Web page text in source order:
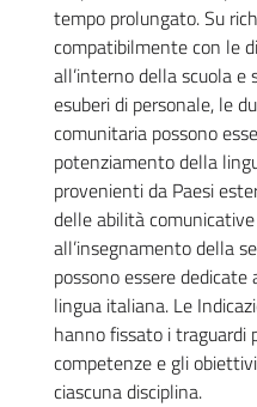
tempo prolungato. Su
compatibilmente con le
all’interno della scuola e
esuberi di personale, le
comunitaria possono
potenziamento della
provenienti da Paesi
delle abilità
all’insegnamento della
possono essere
lingua italiana. Le
hanno fissato i traguardi
competenze e gli
ciascuna disciplina.